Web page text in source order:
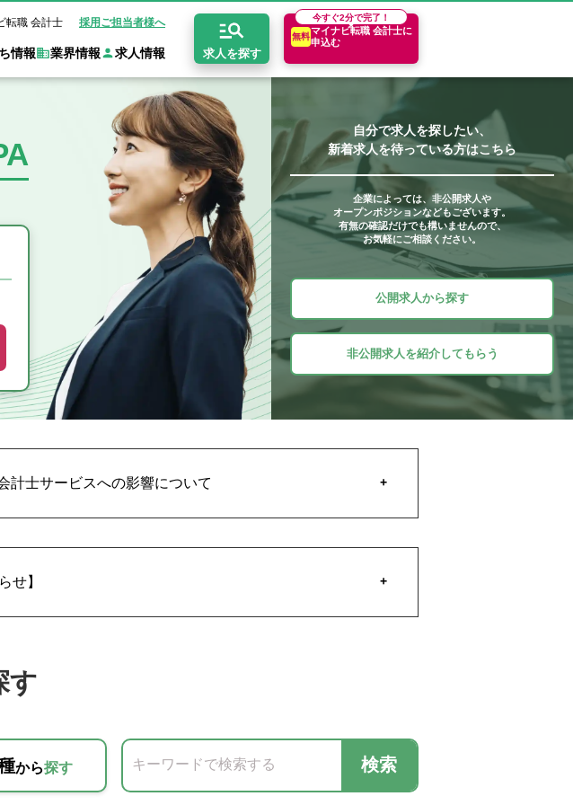
転職 会計士 採用ご担当者様へ
求人を探す
今すぐ2分で完了！
無料
マイナビ転職 会計士に
申込む
ナー
ご紹介
非公開求人とは？
アクセスマップ
情報
転職活動お役立ちコンテンツ
転職お役立ち情報
会計士・試験合格者の転職Q&A
WEB面接完全ガイド
年収診断
キャリア診断
業界情報
クス
躍できる転職先
コンサルティングファーム
会計事務所・税理士法人
事業会社
求人情報
報
金融機関
エリア別求人情報
関東・首都圏
関西
東海
自分で求人を探したい、
新着求人を待っている方はこちら
企業によっては、非公開求人や
オープンポジションなどもございます。
有無の確認だけでも構いませんので、
お気軽にご相談ください。
公開求人から探す
非公開求人を紹介してもらう
計士サービスへの影響について
せ】
す
から探す キーワードで検索する 検索